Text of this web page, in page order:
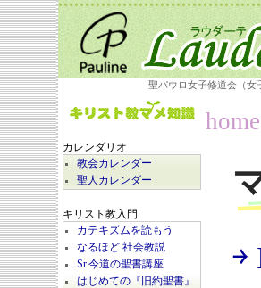
聖パウロ女子修道会（女
カレンダリオ
教会カレンダー
聖人カレンダー
キリスト教入門
カテキズムを読もう
なるほど 社会教説
Sr.今道の聖書講座
はじめての『旧約聖書』
home
￫